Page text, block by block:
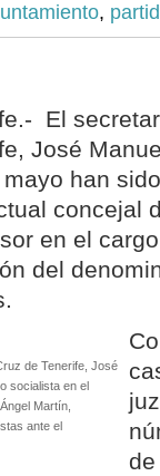
,
El
José
han
concejal
en el
del
de Tenerife, José
socialista en el
Martín,
ante el